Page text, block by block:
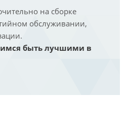
на сборке
обслуживании,
быть лучшими в